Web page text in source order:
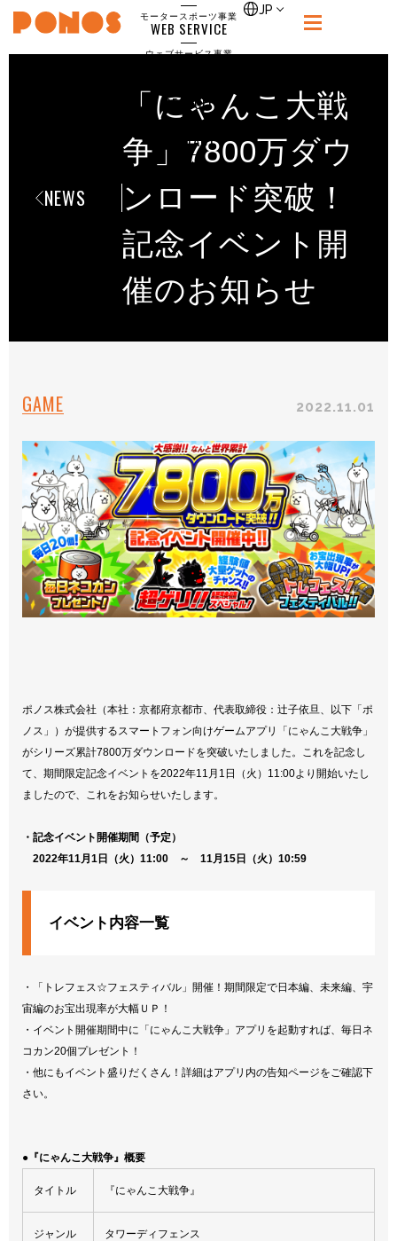
PONOS
モータースポーツ事業
WEB SERVICE
ウェブサービス事業
RECRUIT
CONTACT
お問合せ
JP
NEWS
「にゃんこ大戦
争」7800万ダウ
ンロード突破！
記念イベント開
催のお知らせ
GAME 2022.11.01
ポノス株式会社（本社：京都府京都市、代表取締役：辻子依旦、以下「ポ
ノス」）が提供するスマートフォン向けゲームアプリ「にゃんこ大戦争」
がシリーズ累計7800万ダウンロードを突破いたしました。これを記念し
て、期間限定記念イベントを2022年11月1日（火）11:00より開始いたし
ましたので、これをお知らせいたします。
・記念イベント開催期間（予定）
2022年11月1日（火）11:00 ～ 11月15日（火）10:59
イベント内容一覧
・「トレフェス☆フェスティバル」開催！期間限定で日本編、未来編、宇
宙編のお宝出現率が大幅ＵＰ！
・イベント開催期間中に「にゃんこ大戦争」アプリを起動すれば、毎日ネ
コカン20個プレゼント！
・他にもイベント盛りだくさん！詳細はアプリ内の告知ページをご確認下
さい。
●『にゃんこ大戦争』概要
タイトル 『にゃんこ大戦争』
ジャンル タワーディフェンス